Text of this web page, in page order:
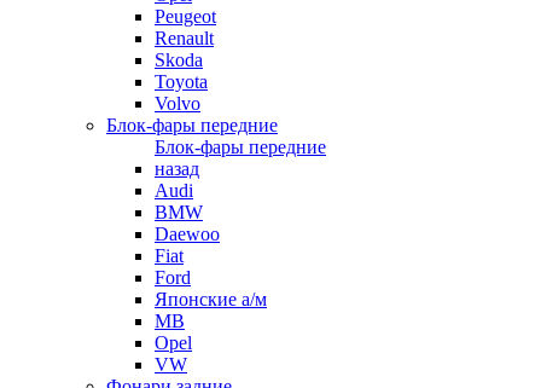
Peugeot
Renault
Skoda
Toyota
Volvo
Блок-фары передние
Блок-фары передние
назад
Audi
BMW
Daewoo
Fiat
Ford
Японские а/м
MB
Opel
VW